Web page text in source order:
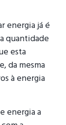
energia já é
quantidade
esta
da mesma
à energia
energia a